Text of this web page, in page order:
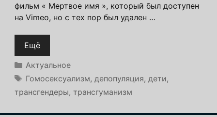
фильм « Мертвое имя », который был доступен
на Vimeo, но с тех пор был удален …
Ещё
Рубрики
Актуальное
Метки
Гомосексуализм, депопуляция, дети,
трансгендеры, трансгуманизм